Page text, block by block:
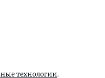
технологии.